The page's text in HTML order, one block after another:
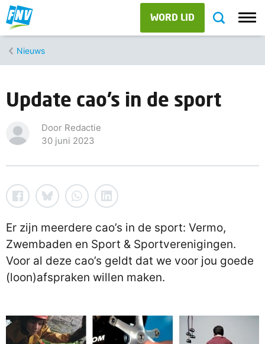
WORD LID
Nieuws
Update cao’s in de sport
Door Redactie
30 juni 2023
Er zijn meerdere cao’s in de sport: Vermo,
Zwembaden en Sport & Sportverenigingen.
Voor al deze cao’s geldt dat we voor jou goede
(loon)afspraken willen maken.